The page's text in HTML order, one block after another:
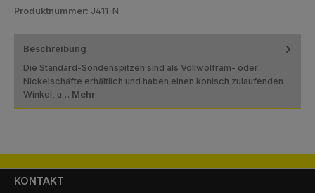
Produktnummer: J411-N
Beschreibung
Die Standard-Sondenspitzen sind als Vollwolfram- oder
Nickelschäfte erhältlich und haben einen konisch zulaufenden
Winkel, u… Mehr
KONTAKT